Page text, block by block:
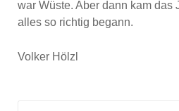
war Wüste. Aber dann kam das
alles so richtig begann.
Volker Hölzl